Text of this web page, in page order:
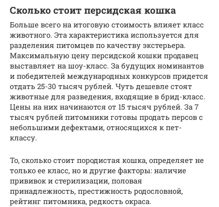
Сколько стоит персидская кошка
Больше всего на итоговую стоимость влияет класс
животного. Эта характеристика используется для
разделения питомцев по качеству экстерьера.
Максимальную цену персидской кошки продавец
выставляет на шоу-класс. За будущих номинантов
и победителей международных конкурсов придется
отдать 25-30 тысяч рублей. Чуть дешевле стоят
животные для разведения, входящие в брид-класс.
Цены на них начинаются от 15 тысяч рублей. За 7
тысяч рублей питомники готовы продать персов с
небольшими дефектами, относящихся к пет-
классу.
То, сколько стоит породистая кошка, определяет не
только ее класс, но и другие факторы: наличие
прививок и стерилизации, половая
принадлежность, престижность родословной,
рейтинг питомника, редкость окраса.